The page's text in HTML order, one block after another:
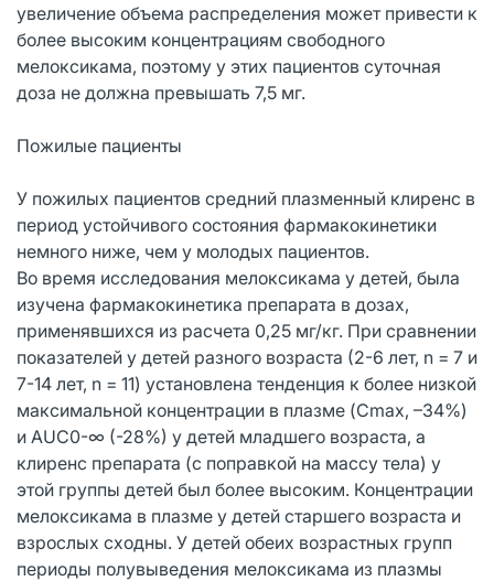
увеличение объема распределения может привести к
более высоким концентрациям свободного
мелоксикама, поэтому у этих пациентов суточная
доза не должна превышать 7,5 мг.
Пожилые пациенты
У пожилых пациентов средний плазменный клиренс в
период устойчивого состояния фармакокинетики
немного ниже, чем у молодых пациентов.
Во время исследования мелоксикама у детей, была
изучена фармакокинетика препарата в дозах,
применявшихся из расчета 0,25 мг/кг. При сравнении
показателей у детей разного возраста (2-6 лет, n = 7 и
7-14 лет, n = 11) установлена тенденция к более низкой
максимальной концентрации в плазме (Cmax, –34%)
и AUC0-∞ (-28%) у детей младшего возраста, а
клиренс препарата (с поправкой на массу тела) у
этой группы детей был более высоким. Концентрации
мелоксикама в плазме у детей старшего возраста и
взрослых сходны. У детей обеих возрастных групп
периоды полувыведения мелоксикама из плазмы